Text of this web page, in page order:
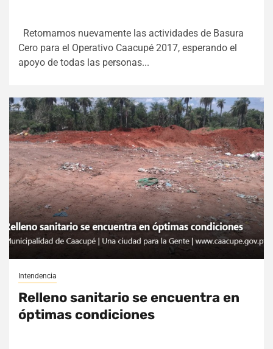
Retomamos nuevamente las actividades de Basura
Cero para el Operativo Caacupé 2017, esperando el
apoyo de todas las personas...
Intendencia
Relleno sanitario se encuentra en
óptimas condiciones